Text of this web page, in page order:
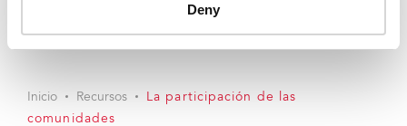
Deny
Inicio Recursos
La participación de las
comunidades